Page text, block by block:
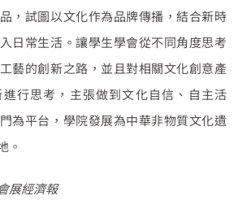
，試圖以文化作為品牌傳播，結合新時
日常生活。讓學生學會從不同角度思考
藝的創新之路，並且對相關文化創意產
行思考，主張做到文化自信、自主活
為平台，學院發展為中華非物質文化遺
。
展經濟報